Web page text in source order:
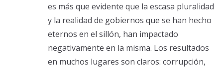
es más que evidente que la escasa pluralidad
y la realidad de gobiernos que se han hecho
eternos en el sillón, han impactado
negativamente en la misma. Los resultados
en muchos lugares son claros: corrupción,